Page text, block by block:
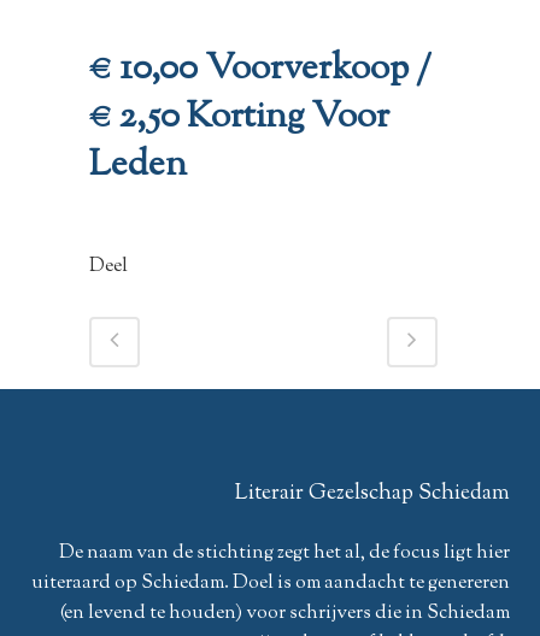
€ 10,00 Voorverkoop /
€ 2,50 Korting Voor
Leden
Deel
Literair Gezelschap Schiedam
De naam van de stichting zegt het al, de focus ligt hier
uiteraard op Schiedam. Doel is om aandacht te genereren
(en levend te houden) voor schrijvers die in Schiedam